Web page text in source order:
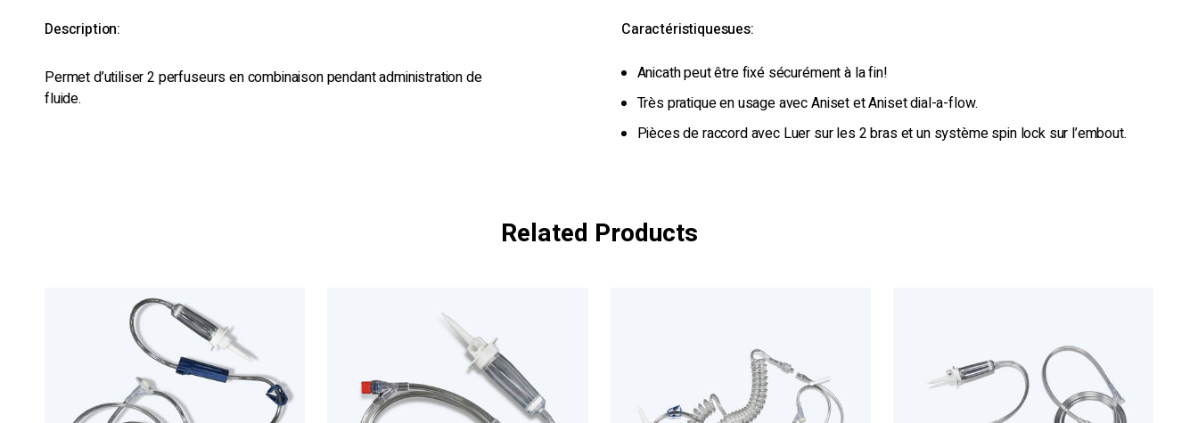
Description:
Permet d’utiliser 2 perfuseurs en combinaison pendant administration de
fluide.
Caractéristiquesues:
Anicath peut être fixé sécurément à la fin!
Très pratique en usage avec Aniset et Aniset dial-a-flow.
Pièces de raccord avec Luer sur les 2 bras et un système spin lock sur l’embout.
Related Products